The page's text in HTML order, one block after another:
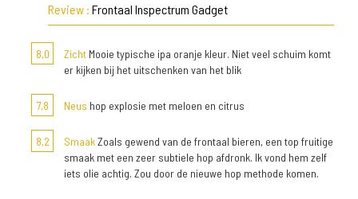
Review : Frontaal Inspectrum Gadget
8,0 Zicht Mooie typische ipa oranje kleur. Niet veel schuim komt
er kijken bij het uitschenken van het blik
7,8 Neus hop explosie met meloen en citrus
8,2 SmaakZoals gewend van de frontaal bieren, een top fruitige
smaak met een zeer subtiele hop afdronk. Ik vond hem zelf
iets olie achtig. Zou door de nieuwe hop methode komen.